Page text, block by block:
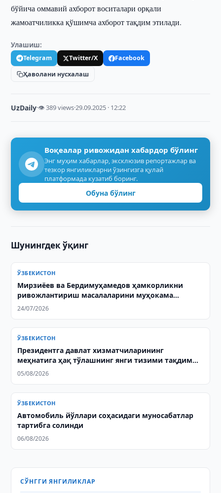
бўйича оммавий ахборот воситалари орқали
жамоатчиликка қўшимча ахборот тақдим этилади.
Улашиш:
Telegram Twitter/X
Facebook
Ҳаволани нусхалаш
UzDaily·👁 389 views·29.09.2025 · 12:22
Воқеалар ривожидан хабардор бўлинг
Энг муҳим хабарлар, эксклюзив репортажлар ва
тезкор янгиликларни ўзингизга қулай
платформада кузатиб боринг.
Обуна бўлинг
Шунингдек ўқинг
ЎЗБЕКИСТОН
Мирзиёев ва Бердимуҳамедов ҳамкорликни
ривожлантириш масалаларини муҳокама
қилишди
24/07/2026
ЎЗБЕКИСТОН
Президентга давлат хизматчиларининг
меҳнатига ҳақ тўлашнинг янги тизими тақдим
этилди
05/08/2026
ЎЗБЕКИСТОН
Автомобиль йўллари соҳасидаги муносабатлар
тартибга солинди
06/08/2026
СЎНГГИ ЯНГИЛИКЛАР